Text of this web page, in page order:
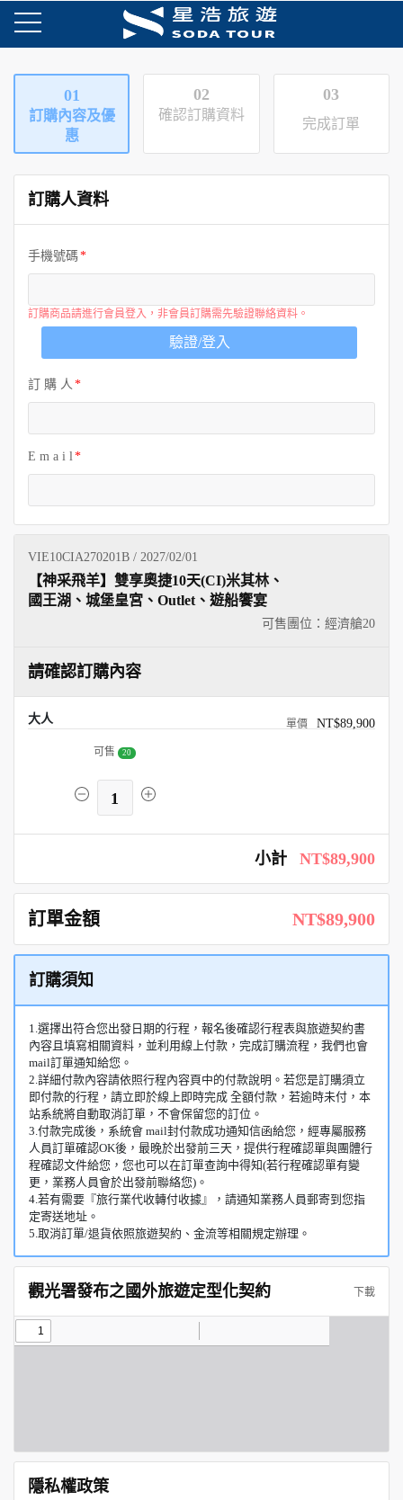
01
訂購內容及優
惠
02
確認訂購資料
03
完成訂單
訂購人資料
手機號碼
訂購商品請進行會員登入，非會員訂購需先驗證聯絡資料。
驗證/登入
訂 購 人
E m a i l
VIE10CIA270201B / 2027/02/01
可售團位：經濟艙20
【神采飛羊】雙享奧捷10天(CI)米其林、
國王湖、城堡皇宮、Outlet、遊船饗宴
請確認訂購內容
大人 NT$89,900
可售 20
1
小計 NT$89,900
訂單金額 NT$89,900
訂購須知
1.選擇出符合您出發日期的行程，報名後確認行程表與旅遊契約書
內容且填寫相關資料，並利用線上付款，完成訂購流程，我們也會
mail訂單通知給您。
2.詳細付款內容請依照行程內容頁中的付款說明。若您是訂購須立
即付款的行程，請立即於線上即時完成 全額付款，若逾時未付，本
站系統將自動取消訂單，不會保留您的訂位。
3.付款完成後，系統會 mail封付款成功通知信函給您，經專屬服務
人員訂單確認OK後，最晚於出發前三天，提供行程確認單與團體行
程確認文件給您，您也可以在訂單查詢中得知(若行程確認單有變
更，業務人員會於出發前聯絡您)。
4.若有需要『旅行業代收轉付收據』，請通知業務人員郵寄到您指
定寄送地址。
5.取消訂單/退貨依照旅遊契約、金流等相關規定辦理。
觀光署發布之國外旅遊定型化契約 下載
隱私權政策